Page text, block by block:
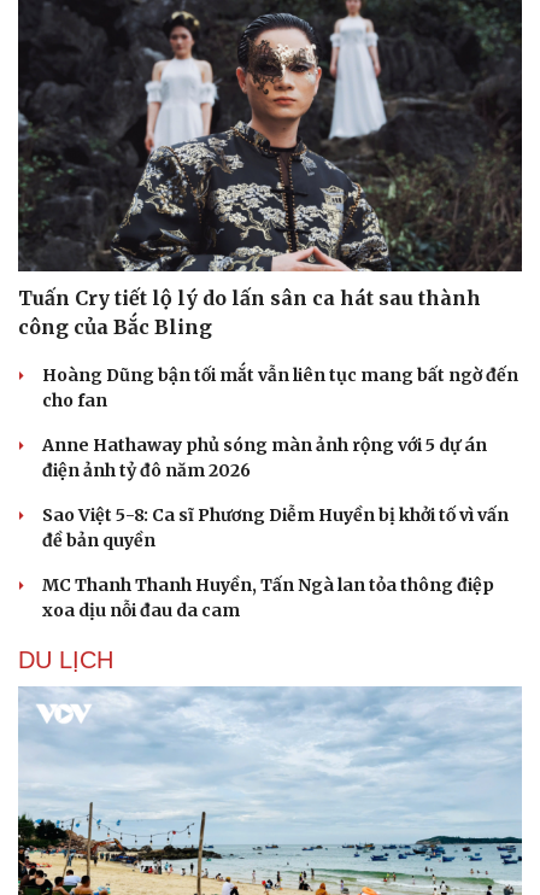
Dinh dưỡng - món ngon
Cây thuốc
Sản phụ khoa
Nhi khoa
Nam khoa
Làm đẹp - giảm cân
Phòng mạch online
Ăn sạch sống khỏe
Đời sống
Nhà đẹp
Blog
Tình yêu - Gia đình
Tuấn Cry tiết lộ lý do lấn sân ca hát sau thành
công của Bắc Bling
Hoàng Dũng bận tối mắt vẫn liên tục mang bất ngờ đến
cho fan
Anne Hathaway phủ sóng màn ảnh rộng với 5 dự án
điện ảnh tỷ đô năm 2026
Sao Việt 5-8: Ca sĩ Phương Diễm Huyền bị khởi tố vì vấn
đề bản quyền
MC Thanh Thanh Huyền, Tấn Ngà lan tỏa thông điệp
xoa dịu nỗi đau da cam
DU LỊCH